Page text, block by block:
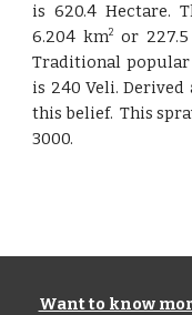
is 620.4 Hectare.
6.204 km2
or
Traditional
is 240 Veli.
this belief. This
3000.
Want to know